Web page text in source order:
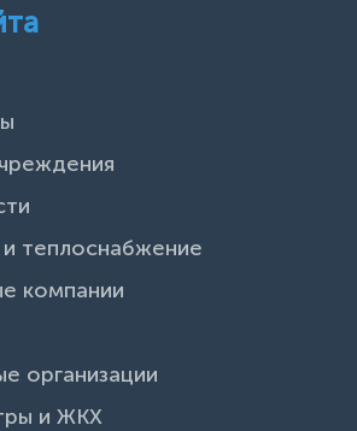
теплоснабжение
компании
организации
и ЖКХ